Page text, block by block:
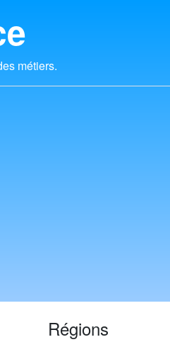
métiers.
Régions